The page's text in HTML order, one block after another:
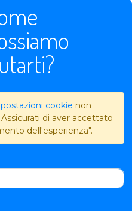
cookie non
di aver accettato
dell'esperienza".